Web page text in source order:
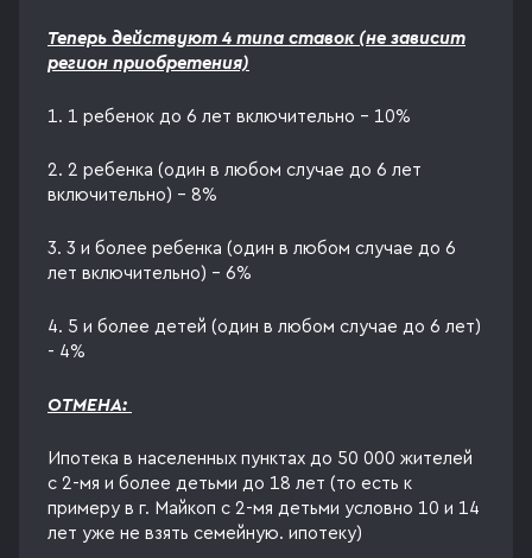
Теперь действуют 4 типа ставок (не зависит
регион приобретения)
1. 1 ребенок до 6 лет включительно - 10%
2. 2 ребенка (один в любом случае до 6 лет
включительно) - 8%
3. 3 и более ребенка (один в любом случае до 6
лет включительно) - 6%
4. 5 и более детей (один в любом случае до 6 лет)
- 4%
ОТМЕНА:
Ипотека в населенных пунктах до 50 000 жителей
с 2-мя и более детьми до 18 лет (то есть к
примеру в г. Майкоп с 2-мя детьми условно 10 и 14
лет уже не взять семейную. ипотеку)